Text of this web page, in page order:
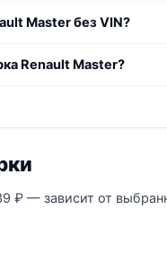
Master без VIN?
Renault Master?
₽ — зависит от